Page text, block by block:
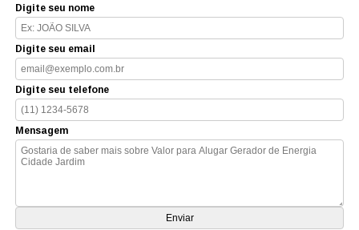
Digite seu nome
Digite seu email
Digite seu telefone
Mensagem